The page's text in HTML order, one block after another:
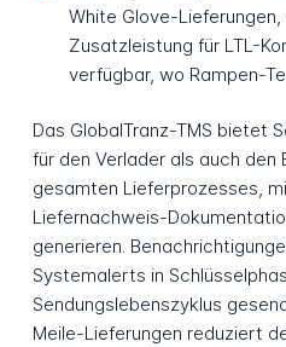
White Glove-Lieferungen,
Zusatzleistung für LTL-
verfügbar, wo Rampen-
Das GlobalTranz-TMS bietet
für den Verlader als auch den
gesamten Lieferprozesses,
Liefernachweis-
generieren.
Systemalerts in
Sendungslebenszyklus
Meile-Lieferungen reduziert